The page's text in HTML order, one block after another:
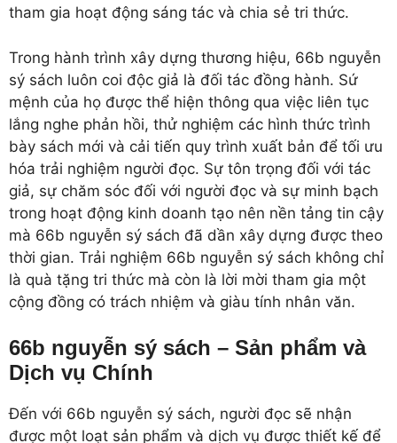
tham gia hoạt động sáng tác và chia sẻ tri thức.
Trong hành trình xây dựng thương hiệu, 66b nguyễn
sý sách luôn coi độc giả là đối tác đồng hành. Sứ
mệnh của họ được thể hiện thông qua việc liên tục
lắng nghe phản hồi, thử nghiệm các hình thức trình
bày sách mới và cải tiến quy trình xuất bản để tối ưu
hóa trải nghiệm người đọc. Sự tôn trọng đối với tác
giả, sự chăm sóc đối với người đọc và sự minh bạch
trong hoạt động kinh doanh tạo nên nền tảng tin cậy
mà 66b nguyễn sý sách đã dần xây dựng được theo
thời gian. Trải nghiệm 66b nguyễn sý sách không chỉ
là quà tặng tri thức mà còn là lời mời tham gia một
cộng đồng có trách nhiệm và giàu tính nhân văn.
66b nguyễn sý sách – Sản phẩm và
Dịch vụ Chính
Đến với 66b nguyễn sý sách, người đọc sẽ nhận
được một loạt sản phẩm và dịch vụ được thiết kế để